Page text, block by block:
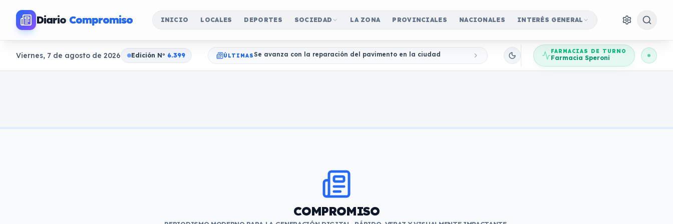
Diario Compromiso INICIO LOCALES DEPORTES SOCIEDAD LA ZONA PROVINCIALES NACIONALES INTERÉS GENERAL
Viernes, 7 de agosto de 2026 Edición No 6.399 ÚLTIMASSe avanza con la reparación del pavimento en la ciudad FARMACIAS DE TURNO
Farmacia Speroni
COMPROMISO